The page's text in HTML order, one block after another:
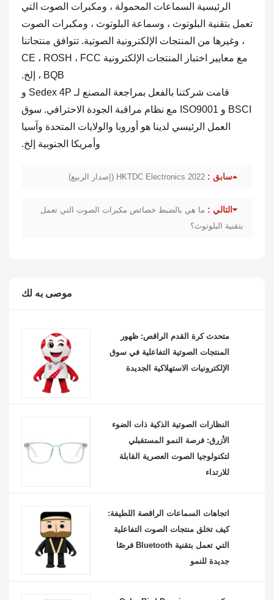
الرئيسية السماعات المحمولة ، ومكبرات الصوت التي
تعمل بتقنية البلوتوث ، وسماعة البلوتوث ، ومكبرات الصوت
، وغيرها من المنتجات الإلكترونية الصوتية. تتوافق منتجاتنا
مع معايير اختبار المنتجات الإلكترونية CE ، ROSH ، FCC
، BQB إلخ.
قامت شركتنا بالفعل بمراجعة المصنع لـ Sedex 4P و
BSCI و ISO9001 مع نظام مراقبة الجودة الاحترافي. سوق
العمل الرئيسي لدينا هو أوروبا والولايات المتحدة وآسيا
وأمريكا الجنوبية إلخ.
سابق : HKTDC Electronics 2022 (إصدار الربيع)
التالي : ما هي بالضبط خصائص مكبرات الصوت التي تعمل
بتقنية البلوتوث؟
موصى به لك
متحدث كرة القدم الراقص: ظهور
المنتجات الصوتية التفاعلية في سوق
الإلكترونيات الاستهلاكية الجديدة
النظارات الصوتية الذكية ذات الضوء
الأزرق: فرصة النمو المستقبلي
لتكنولوجيا الصوت العصرية القابلة
للارتداء
اتجاهات السماعات الراقصة اللطيفة:
كيف تخلق منتجات الصوت التفاعلية
التي تعمل بتقنية Bluetooth فرصًا
جديدة للنمو